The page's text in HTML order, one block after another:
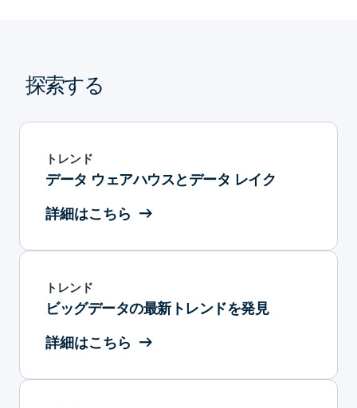
探索する
トレンド
データ ウェアハウスとデータ レイク
詳細はこちら
トレンド
ビッグデータの最新トレンドを発見
詳細はこちら